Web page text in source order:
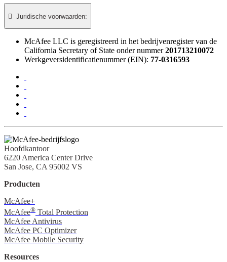
 Juridische voorwaarden:​
McAfee LLC is geregistreerd in het bedrijvenregister van de
California Secretary of State onder nummer201713210072
Werkgeversidentificatienummer (EIN): 77-0316593
Hoofdkantoor
6220 America Center Drive
San Jose, CA 95002 VS
Producten
McAfee+
McAfee® Total Protection
McAfee Antivirus
McAfee PC Optimizer
McAfee Mobile Security
Resources